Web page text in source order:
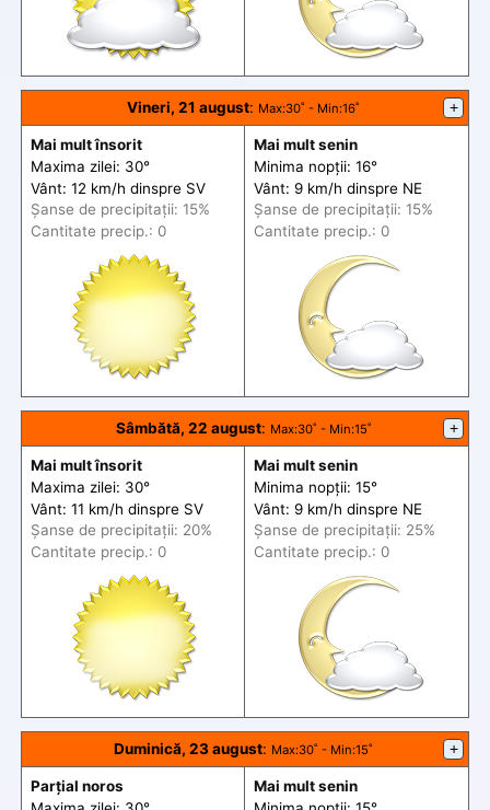
Vineri, 21 august: Max:30˚ - Min:16˚ +
Mai mult însorit
Maxima zilei: 30°
Vânt: 12 km/h dinspre SV
Șanse de precipitații: 15%
Cantitate precip.: 0
Mai mult senin
Minima nopții: 16°
Vânt: 9 km/h dinspre NE
Șanse de precipitații: 15%
Cantitate precip.: 0
Sâmbătă, 22 august: Max:30˚ - Min:15˚ +
Mai mult însorit
Maxima zilei: 30°
Vânt: 11 km/h dinspre SV
Șanse de precipitații: 20%
Cantitate precip.: 0
Mai mult senin
Minima nopții: 15°
Vânt: 9 km/h dinspre NE
Șanse de precipitații: 25%
Cantitate precip.: 0
Duminică, 23 august: Max:30˚ - Min:15˚ +
Parțial noros
Mai mult senin